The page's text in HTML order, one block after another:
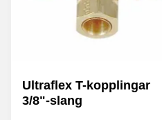
Ultraflex T-kopplingar
3/8"-slang